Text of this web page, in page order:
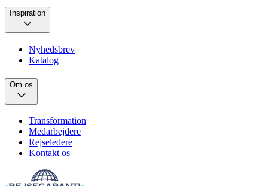
Inspiration
Nyhedsbrev
Katalog
Om os
Transformation
Medarbejdere
Rejseledere
Kontakt os